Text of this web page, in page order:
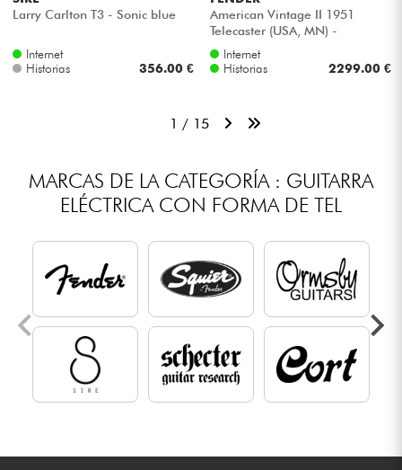
Larry Carlton T3 - Sonic blue
Internet
Historias
356.00 €
American Vintage II 1951
Telecaster (USA, MN) -
Butterscotch blonde
Internet
Historias
2299.00 €
1 / 15
MARCAS DE LA CATEGORÍA : GUITARRA
ELÉCTRICA CON FORMA DE TEL